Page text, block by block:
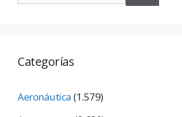
Categorías
Aeronáutica(1.579)